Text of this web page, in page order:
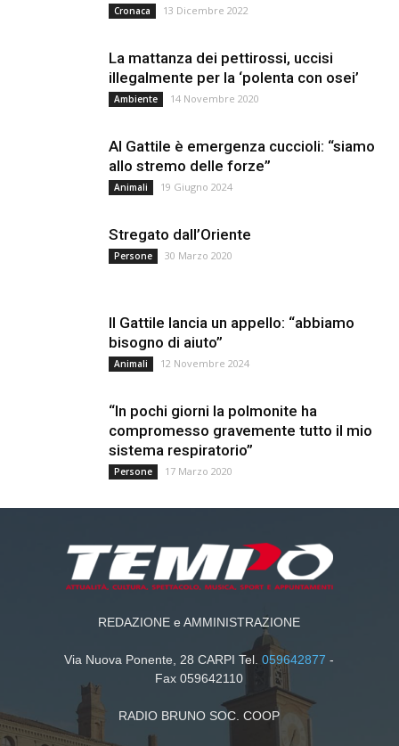
Cronaca 13 Dicembre 2022
La mattanza dei pettirossi, uccisi
illegalmente per la ‘polenta con osei’
Ambiente 14 Novembre 2020
Al Gattile è emergenza cuccioli: “siamo
allo stremo delle forze”
Animali 19 Giugno 2024
Stregato dall’Oriente
Persone 30 Marzo 2020
Il Gattile lancia un appello: “abbiamo
bisogno di aiuto”
Animali 12 Novembre 2024
“In pochi giorni la polmonite ha
compromesso gravemente tutto il mio
sistema respiratorio”
Persone 17 Marzo 2020
REDAZIONE e AMMINISTRAZIONE
Via Nuova Ponente, 28 CARPI Tel.059642877 -
Fax 059642110
RADIO BRUNO SOC. COOP